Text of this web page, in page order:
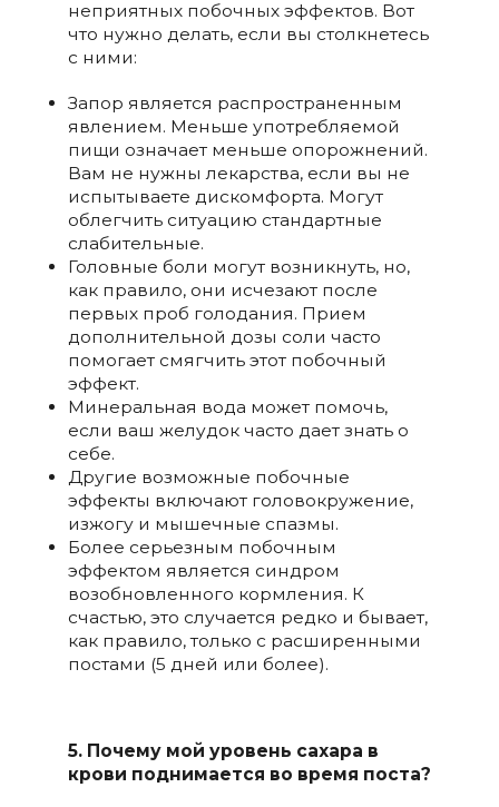
неприятных побочных эффектов. Вот
что нужно делать, если вы столкнетесь
с ними:
Запор является распространенным
явлением. Меньше употребляемой
пищи означает меньше опорожнений.
Вам не нужны лекарства, если вы не
испытываете дискомфорта. Могут
облегчить ситуацию стандартные
слабительные.
Головные боли могут возникнуть, но,
как правило, они исчезают после
первых проб голодания. Прием
дополнительной дозы соли часто
помогает смягчить этот побочный
эффект.
Минеральная вода может помочь,
если ваш желудок часто дает знать о
себе.
Другие возможные побочные
эффекты включают головокружение,
изжогу и мышечные спазмы.
Более серьезным побочным
эффектом является синдром
возобновленного кормления. К
счастью, это случается редко и бывает,
как правило, только с расширенными
постами (5 дней или более).
5. Почему мой уровень сахара в
крови поднимается во время поста?